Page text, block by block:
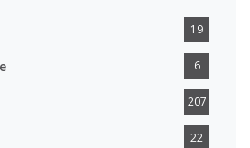
19
6
207
22